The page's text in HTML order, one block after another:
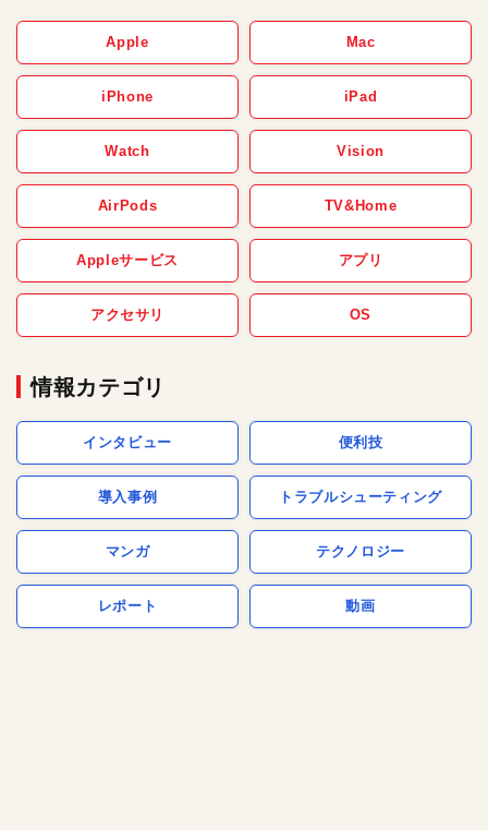
Apple Mac
iPhone iPad
Watch Vision
AirPods TV&Home
Appleサービス アプリ
アクセサリ OS
情報カテゴリ
インタビュー 便利技
導入事例 トラブルシューティング
マンガ テクノロジー
レポート 動画